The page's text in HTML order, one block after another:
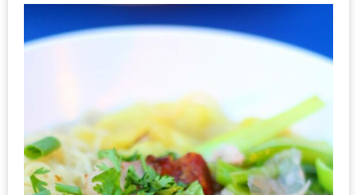
ลอง
ที่
ต้อง
มา
ลอง